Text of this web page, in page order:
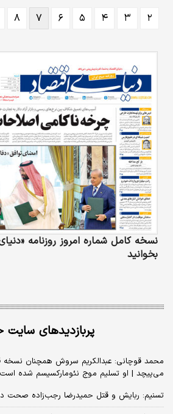
‌شده را حس
سکته مغزی
نمی‌شوند؟ و
۲ ۳ ۴ ۵ ۶ ۷ ۸
نسخه کامل شماره امروز روزنامه
بخوانید
پربازدیدهای سایت
محمد قوچانی: عبدالکریم سروش همچنان نسخه
می‌پیچد | او تسلیم موج نئومارکسیسم شده است
تسنیم: ربایش و قتل حمیدرضا رجب‌زاده صحت